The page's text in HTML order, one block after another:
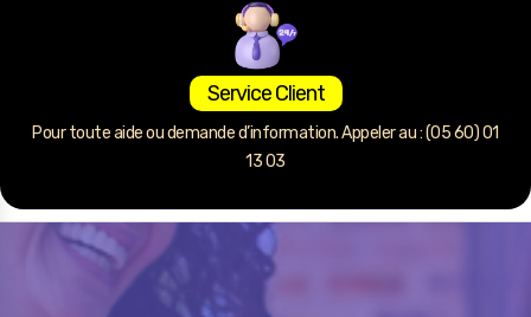
Service Client
Pour toute aide ou demande d’information. Appeler au : (05 60) 01
13 03